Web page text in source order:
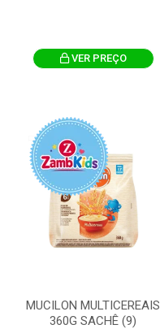
VER PREÇO
MUCILON MULTICEREAIS
360G SACHÊ (9)